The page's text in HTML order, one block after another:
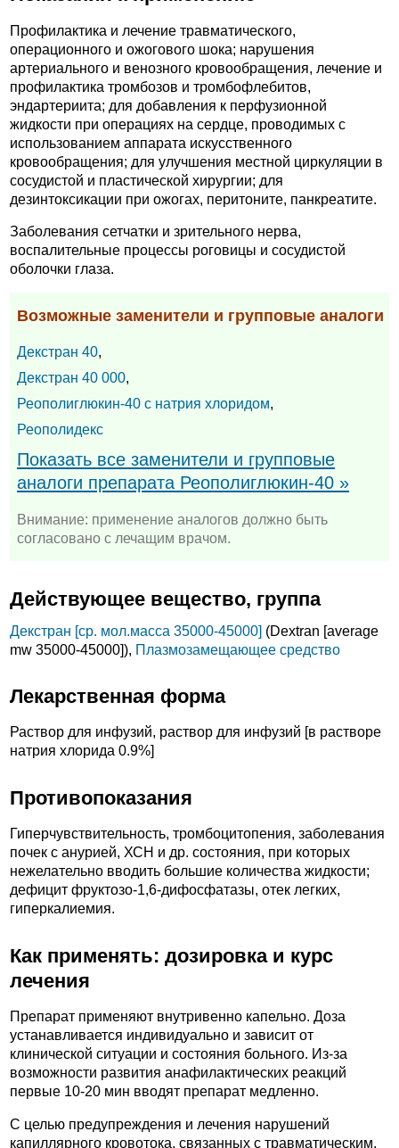
Профилактика и лечение травматического,
операционного и ожогового шока; нарушения
артериального и венозного кровообращения, лечение и
профилактика тромбозов и тромбофлебитов,
эндартериита; для добавления к перфузионной
жидкости при операциях на сердце, проводимых с
использованием аппарата искусственного
кровообращения; для улучшения местной циркуляции в
сосудистой и пластической хирургии; для
дезинтоксикации при ожогах, перитоните, панкреатите.
Заболевания сетчатки и зрительного нерва,
воспалительные процессы роговицы и сосудистой
оболочки глаза.
Возможные заменители и групповые аналоги
Декстран 40,
Декстран 40 000,
Реополиглюкин-40 с натрия хлоридом,
Реополидекс
Показать все заменители и групповые
аналоги препарата Реополиглюкин-40 »
Внимание: применение аналогов должно быть
согласовано с лечащим врачом.
Действующее вещество, группа
Декстран [ср. мол.масса 35000-45000] (Dextran [average
mw 35000-45000]), Плазмозамещающее средство
Лекарственная форма
Раствор для инфузий, раствор для инфузий [в растворе
натрия хлорида 0.9%]
Противопоказания
Гиперчувствительность, тромбоцитопения, заболевания
почек с анурией, ХСН и др. состояния, при которых
нежелательно вводить большие количества жидкости;
дефицит фруктозо-1,6-дифосфатазы, отек легких,
гиперкалиемия.
Как применять: дозировка и курс
лечения
Препарат применяют внутривенно капельно. Доза
устанавливается индивидуально и зависит от
клинической ситуации и состояния больного. Из-за
возможности развития анафилактических реакций
первые 10-20 мин вводят препарат медленно.
С целью предупреждения и лечения нарушений
капиллярного кровотока, связанных с травматическим,